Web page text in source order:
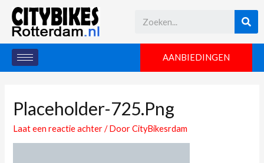
AANBIEDINGEN
Placeholder-725.png
Laat een reactie achter / DoorCityBikesrdam